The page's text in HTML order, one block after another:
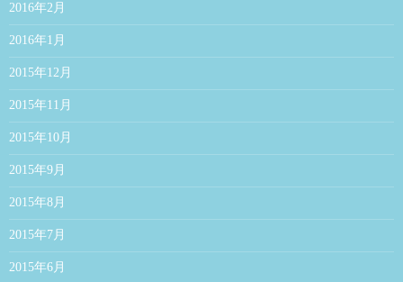
2016年2月
2016年1月
2015年12月
2015年11月
2015年10月
2015年9月
2015年8月
2015年7月
2015年6月